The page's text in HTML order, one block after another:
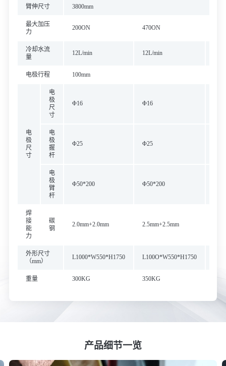
臂伸尺寸 3800mm
最大加压
力
200ON 470ON
冷却水流
量
12L/min 12L/min
电极行程 100mm
电
极
尺
寸
电
极
尺
寸
Φ16 Φ16
电
极
握
杆
Φ25 Φ25
电
极
臂
杆
Φ50*200 Φ50*200
焊
接
能
力
碳
钢
2.0mm+2.0mm 2.5mm+2.5mm
外形尺寸
（mm）
L1000*W550*H1750 L100O*W550*H1750
重量 300KG 350KG
产品细节一览